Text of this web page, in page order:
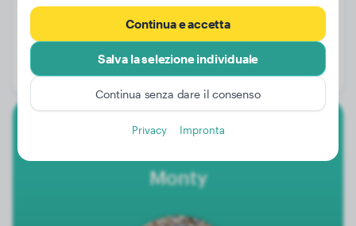
Età:
1 anno, 5 mesi
Genere:
Cagna
Cocker Spaniel
Monty
Continua e accetta
Salva la selezione individuale
Continua senza dare il consenso
Privacy Impronta